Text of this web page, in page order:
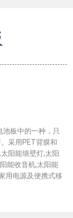
板中的一种，只
采用PET背膜和
阳能墙壁灯,太阳
能收音机,太阳能
用电源及便携式移